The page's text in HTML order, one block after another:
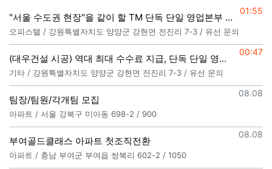
등록일
01:55
"서울 수도권 현장"을 같이 할 TM 단독 단일 영업본부 팀 선착순 모집
오피스텔 / 강원특별자치도 양양군 강현면 전진리 7-3 / 유선 문의
등록일
00:47
(대우건설 시공) 역대 최대 수수료 지급, 단독 단일 영업본부 선착순 모집
기타 / 강원특별자치도 양양군 강현면 전진리 7-3 / 유선 문의
등록일
08.08
팀장/팀원/각개팀 모집
아파트 / 서울 강북구 미아동 698-2 / 900
등록일
08.08
부여골드클래스 아파트 첫조직전환
아파트 / 충남 부여군 부여읍 쌍북리 602-2 / 1050